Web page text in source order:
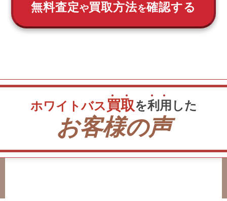
無料査定や買取方法を確認する
ホワイトバス 買取を利 用 した
お客様の声